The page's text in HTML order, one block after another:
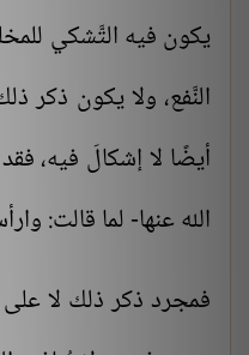
يكون فيه التَّشكي
النَّفع، ولا يكون ذكر
أيضًا لا إشكالَ فيه،
الله عنها- لما قالت:
فمجرد ذكر ذلك لا